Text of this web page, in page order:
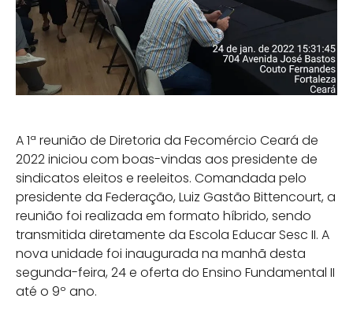
A 1ª reunião de Diretoria da Fecomércio Ceará de
2022 iniciou com boas-vindas aos presidente de
sindicatos eleitos e reeleitos. Comandada pelo
presidente da Federação, Luiz Gastão Bittencourt, a
reunião foi realizada em formato híbrido, sendo
transmitida diretamente da Escola Educar Sesc II. A
nova unidade foi inaugurada na manhã desta
segunda-feira, 24 e oferta do Ensino Fundamental II
até o 9º ano.